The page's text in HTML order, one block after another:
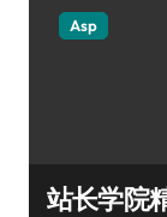
Asp
站长学院